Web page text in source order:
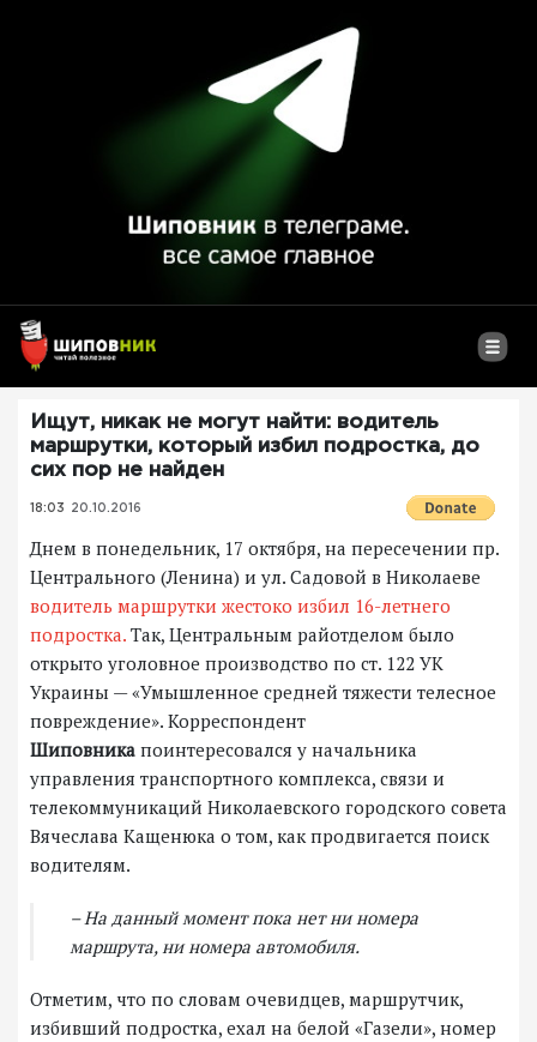
Ищут, никак не могут найти: водитель
маршрутки, который избил подростка, до
сих пор не найден
18:03 20.10.2016
Днем в понедельник, 17 октября, на пересечении пр.
Центрального (Ленина) и ул. Садовой в Николаеве
водитель маршрутки жестоко избил 16-летнего
подростка. Так, Центральным райотделом было
открыто уголовное производство по ст. 122 УК
Украины — «Умышленное средней тяжести телесное
повреждение». Корреспондент
Шиповника поинтересовался у начальника
управления транспортного комплекса, связи и
телекоммуникаций Николаевского городского совета
Вячеслава Кащенюка о том, как продвигается поиск
водителям.
– На данный момент пока нет ни номера
маршрута, ни номера автомобиля.
Отметим, что по словам очевидцев, маршрутчик,
избивший подростка, ехал на белой «Газели», номер